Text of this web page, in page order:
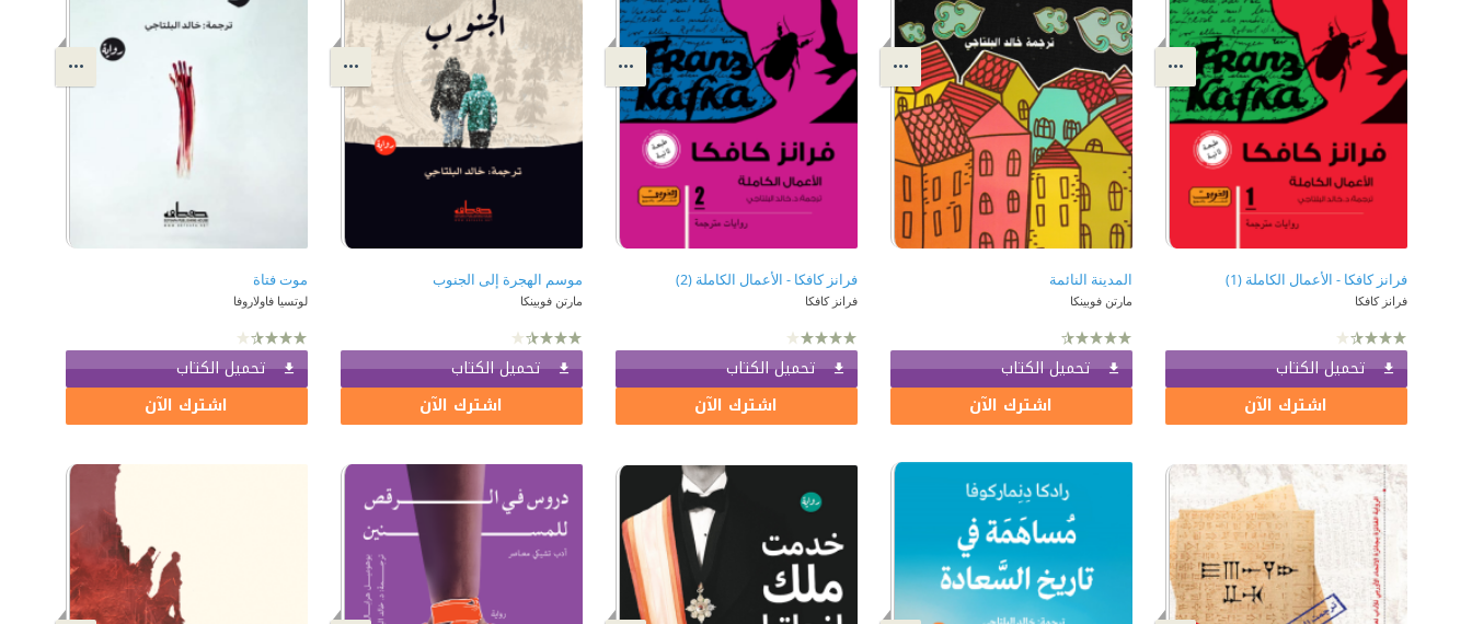
فرانز كافكا - الأعمال الكاملة (1)
فرانز كافكا
تحميل الكتاب
اشترك الآن
المدينة النائمة
مارتن فوبينكا
تحميل الكتاب
اشترك الآن
فرانز كافكا - الأعمال الكاملة (2)
فرانز كافكا
تحميل الكتاب
اشترك الآن
موسم الهجرة إلى الجنوب
مارتن فوبينكا
تحميل الكتاب
اشترك الآن
موت فتاة
لوتسيا فاولاروفا
تحميل الكتاب
اشترك الآن